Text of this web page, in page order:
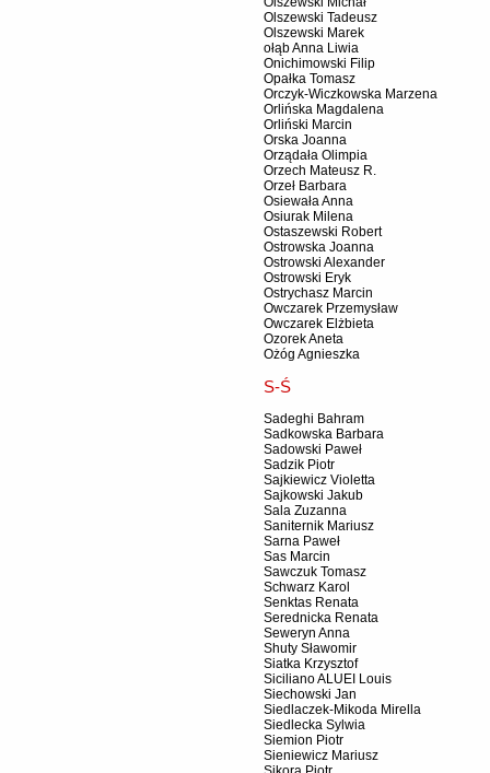
Olszewski Tadeusz
Olszewski Marek
ołąb Anna Liwia
Onichimowski Filip
Opałka Tomasz
Orczyk-Wiczkowska Marzena
Orlińska Magdalena
Orliński Marcin
Orska Joanna
Orządała Olimpia
Orzech Mateusz R.
Orzeł Barbara
Osiewała Anna
Osiurak Milena
Ostaszewski Robert
Ostrowska Joanna
Ostrowski Alexander
Ostrowski Eryk
Ostrychasz Marcin
Owczarek Przemysław
Owczarek Elżbieta
Ozorek Aneta
Ożóg Agnieszka
S-Ś
Sadeghi Bahram
Sadkowska Barbara
Sadowski Paweł
Sadzik Piotr
Sajkiewicz Violetta
Sajkowski Jakub
Sala Zuzanna
Saniternik Mariusz
Sarna Paweł
Sas Marcin
Sawczuk Tomasz
Schwarz Karol
Senktas Renata
Serednicka Renata
Seweryn Anna
Shuty Sławomir
Siatka Krzysztof
Siciliano ALUEI Louis
Siechowski Jan
Siedlaczek-Mikoda Mirella
Siedlecka Sylwia
Siemion Piotr
Sieniewicz Mariusz